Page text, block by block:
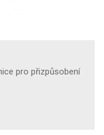
pro přizpůsobení